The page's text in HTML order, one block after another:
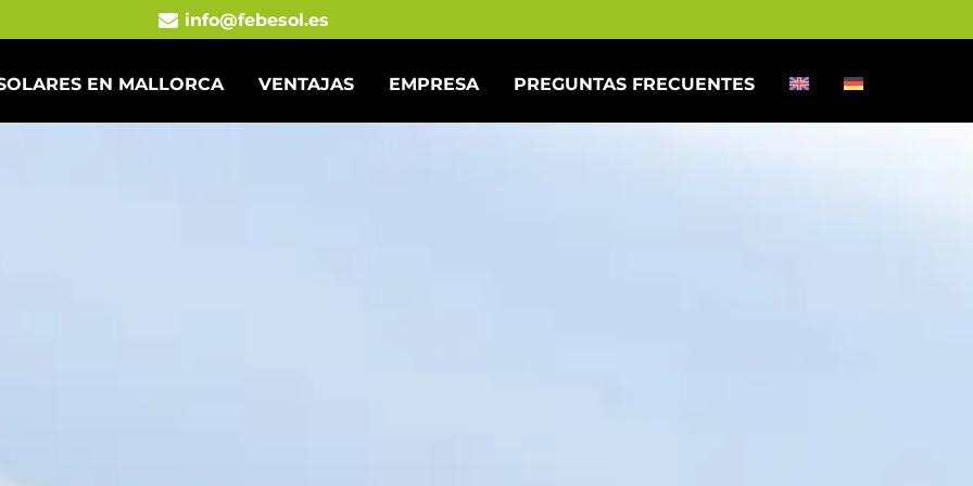
info@febesol.es
EN MALLORCA VENTAJAS EMPRESA PREGUNTAS FRECUENTES